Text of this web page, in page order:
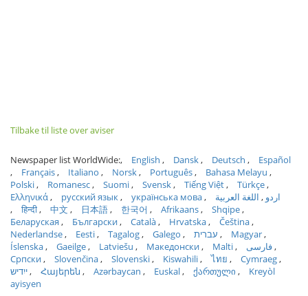
Tilbake til liste over aviser
Newspaper list WorldWide: English Dansk Deutsch
Español
Français
Italiano Norsk Português
Bahasa Melayu
Polski
Romanesc Suomi Svensk Tiếng Việt
Türkçe
Ελληνικά
русский язык українська мова اردو
اللغة العربية
हिन्दी
中文 日本語 한국어 Afrikaans
Shqipe
Беларуская
Български Català Hrvatska
Čeština
Nederlandse
Eesti Tagalog Galego עברית
Magyar
Íslenska
Gaeilge Latviešu Македонски Malti
فارسی
Српски
Slovenčina Slovenski Kiswahili ไทย
Cymraeg
ייִדיש
Հայերեն Azərbaycan Euskal ქართული
Kreyòl
ayisyen